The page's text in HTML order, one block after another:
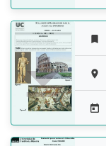



